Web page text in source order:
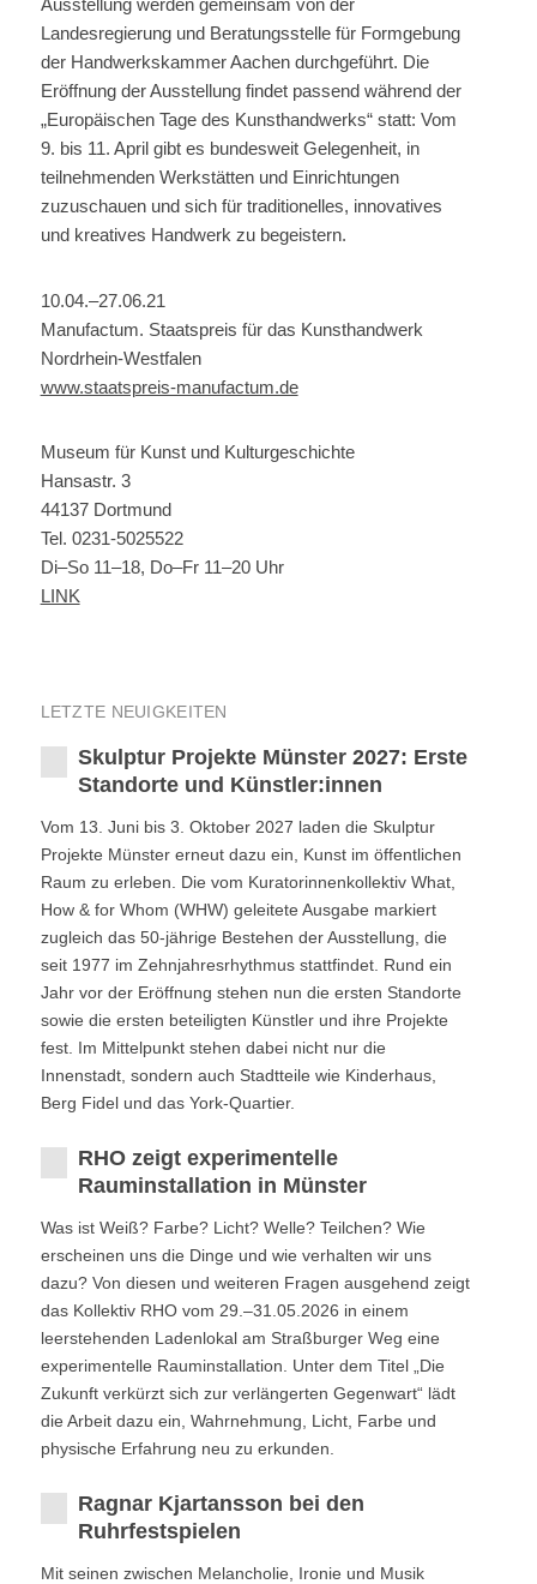
Ausstellung werden gemeinsam von der
Landesregierung und Beratungsstelle für Formgebung
der Handwerkskammer Aachen durchgeführt. Die
Eröffnung der Ausstellung findet passend während der
„Europäischen Tage des Kunsthandwerks“ statt: Vom
9. bis 11. April gibt es bundesweit Gelegenheit, in
teilnehmenden Werkstätten und Einrichtungen
zuzuschauen und sich für traditionelles, innovatives
und kreatives Handwerk zu begeistern.
10.04.–27.06.21
Manufactum. Staatspreis für das Kunsthandwerk
Nordrhein-Westfalen
www.staatspreis-manufactum.de
Museum für Kunst und Kulturgeschichte
Hansastr. 3
44137 Dortmund
Tel. 0231-5025522
Di–So 11–18, Do–Fr 11–20 Uhr
LINK
LETZTE NEUIGKEITEN
Skulptur Projekte Münster 2027: Erste
Standorte und Künstler:innen
Vom 13. Juni bis 3. Oktober 2027 laden die Skulptur
Projekte Münster erneut dazu ein, Kunst im öffentlichen
Raum zu erleben. Die vom Kuratorinnenkollektiv What,
How & for Whom (WHW) geleitete Ausgabe markiert
zugleich das 50-jährige Bestehen der Ausstellung, die
seit 1977 im Zehnjahresrhythmus stattfindet. Rund ein
Jahr vor der Eröffnung stehen nun die ersten Standorte
sowie die ersten beteiligten Künstler und ihre Projekte
fest. Im Mittelpunkt stehen dabei nicht nur die
Innenstadt, sondern auch Stadtteile wie Kinderhaus,
Berg Fidel und das York-Quartier.
RHO zeigt experimentelle
Rauminstallation in Münster
Was ist Weiß? Farbe? Licht? Welle? Teilchen? Wie
erscheinen uns die Dinge und wie verhalten wir uns
dazu? Von diesen und weiteren Fragen ausgehend zeigt
das Kollektiv RHO vom 29.–31.05.2026 in einem
leerstehenden Ladenlokal am Straßburger Weg eine
experimentelle Rauminstallation. Unter dem Titel „Die
Zukunft verkürzt sich zur verlängerten Gegenwart“ lädt
die Arbeit dazu ein, Wahrnehmung, Licht, Farbe und
physische Erfahrung neu zu erkunden.
Ragnar Kjartansson bei den
Ruhrfestspielen
Mit seinen zwischen Melancholie, Ironie und Musik